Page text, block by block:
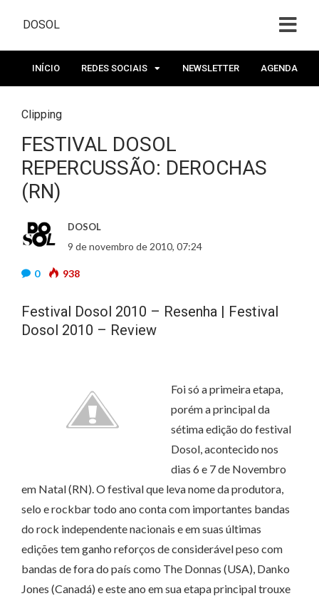
DOSOL
INÍCIO REDES SOCIAIS NEWSLETTER AGENDA
Clipping
FESTIVAL DOSOL
REPERCUSSÃO: DEROCHAS
(RN)
DOSOL
9 de novembro de 2010, 07:24
0 938
Festival Dosol 2010 – Resenha | Festival
Dosol 2010 – Review
Foi só a primeira etapa,
porém a principal da
sétima edição do festival
Dosol, acontecido nos
dias 6 e 7 de Novembro
em Natal (RN). O festival que leva nome da produtora,
selo e rockbar todo ano conta com importantes bandas
do rock independente nacionais e em suas últimas
edições tem ganho reforços de considerável peso com
bandas de fora do país como The Donnas (USA), Danko
Jones (Canadá) e este ano em sua etapa principal trouxe